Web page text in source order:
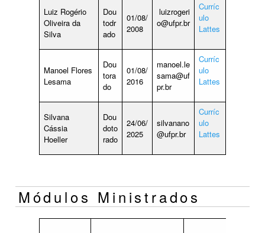
Luiz Rogério
Oliveira da
Silva
Dou
todr
ado
01/08/
2008
luizrogeri
o@ufpr.br
Curríc
ulo
Lattes
Manoel Flores
Lesama
Dou
tora
do
01/08/
2016
manoel.le
sama@uf
pr.br
Curríc
ulo
Lattes
Silvana
Cássia
Hoeller
Dou
doto
rado
24/06/
2025
silvanano
@ufpr.br
Curríc
ulo
Lattes
Módulos Ministrados